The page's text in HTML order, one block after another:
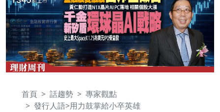
首頁 話趨勢
專家觀點
發行人語>用力鼓掌給小卒英雄